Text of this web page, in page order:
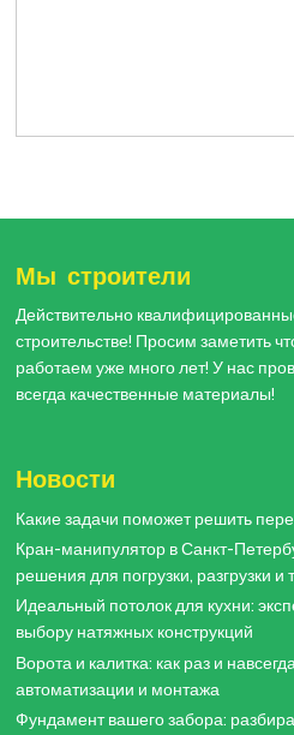
Мы строители
Действительно
строительстве! Просим заметить
работаем уже много лет! У нас
всегда качественные материалы!
Новости
Какие задачи поможет решить
Кран-манипулятор в Санкт-
решения для погрузки, разгрузки и
Идеальный потолок для кухни:
выбору натяжных конструкций
Ворота и калитка: как раз и
автоматизации и монтажа
Фундамент вашего забора: